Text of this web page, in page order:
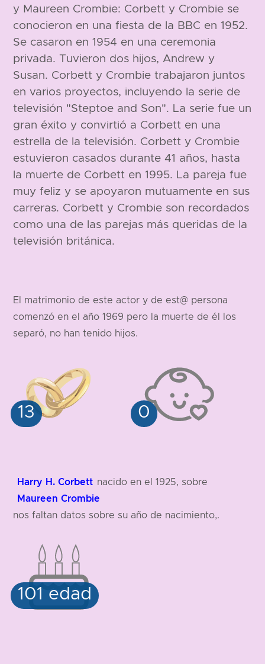
y Maureen Crombie: Corbett y Crombie se
conocieron en una fiesta de la BBC en 1952.
Se casaron en 1954 en una ceremonia
privada. Tuvieron dos hijos, Andrew y
Susan. Corbett y Crombie trabajaron juntos
en varios proyectos, incluyendo la serie de
televisión "Steptoe and Son". La serie fue un
gran éxito y convirtió a Corbett en una
estrella de la televisión. Corbett y Crombie
estuvieron casados durante 41 años, hasta
la muerte de Corbett en 1995. La pareja fue
muy feliz y se apoyaron mutuamente en sus
carreras. Corbett y Crombie son recordados
como una de las parejas más queridas de la
televisión británica.
El matrimonio de este actor y de est@ persona
comenzó en el año 1969 pero la muerte de él los
separó, no han tenido hijos.
Harry H. Corbett nacido en el 1925, sobre
Maureen Crombie
nos faltan datos sobre su año de nacimiento,.